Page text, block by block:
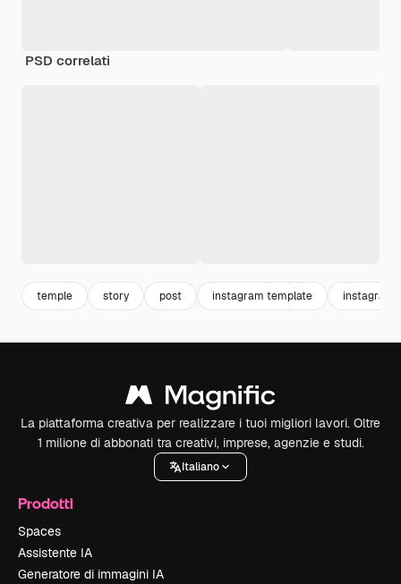
PSD correlati
temple story post instagram template instagram
La piattaforma creativa per realizzare i tuoi migliori lavori. Oltre
1 milione di abbonati tra creativi, imprese, agenzie e studi.
Italiano
Prodotti
Spaces
Assistente IA
Generatore di immagini IA